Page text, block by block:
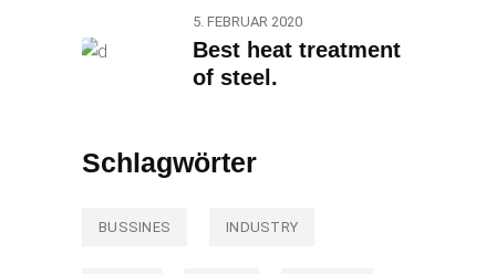
5. FEBRUAR 2020
Best heat treatment
of steel.
Schlagwörter
BUSSINES INDUSTRY